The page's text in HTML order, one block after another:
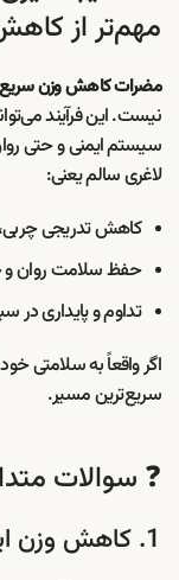
مهم‌تر از
مضرات کاهش وزن سریع
نیست. این فرآیند
سیستم ایمنی و حتی
لاغری سالم یعنی:
کاهش تدریجی
حفظ سلامت روان
تداوم و پایداری در
اگر واقعاً به سلامتی
سریع‌ترین مسیر.
❓ سوالات
1. کاهش وزن ایمن چند کیلو در ماه است؟